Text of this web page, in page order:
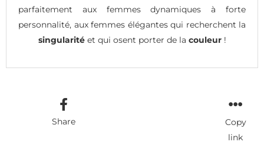
parfaitement aux femmes dynamiques à forte
personnalité, aux femmes élégantes qui recherchent la
singularitéet qui osent porter de la couleur!
Share
Copy
link